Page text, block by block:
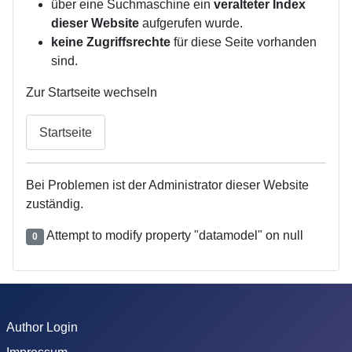
über eine Suchmaschine ein veralteter Index
dieser Website aufgerufen wurde.
keine Zugriffsrechte für diese Seite vorhanden
sind.
Zur Startseite wechseln
Startseite
Bei Problemen ist der Administrator dieser Website
zuständig.
0 Attempt to modify property "datamodel" on null
Author Login